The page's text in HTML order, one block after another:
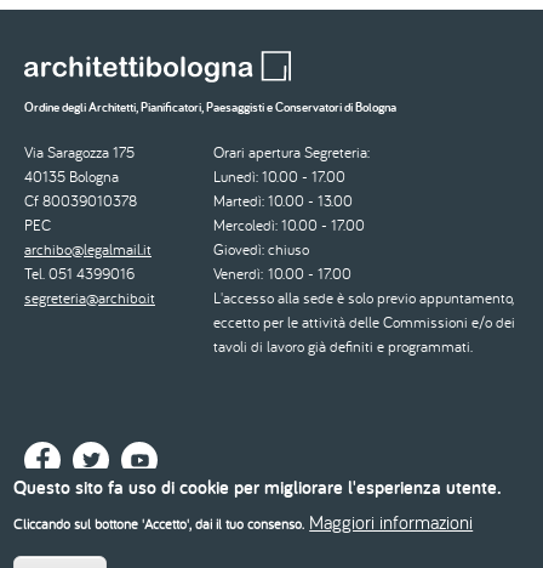
Ordine degli Architetti, Pianificatori, Paesaggisti e Conservatori di Bologna
Via Saragozza 175
40135 Bologna
Cf 80039010378
PEC
archibo@legalmail.it
Tel. 051 4399016
segreteria@archibo.it
Orari apertura Segreteria:
Lunedì: 10.00 - 17.00
Martedì: 10.00 - 13.00
Mercoledì: 10.00 - 17.00
Giovedì: chiuso
Venerdì: 10.00 - 17.00
L'accesso alla sede è solo previo appuntamento,
eccetto per le attività delle Commissioni e/o dei
tavoli di lavoro già definiti e programmati.
Questo sito fa uso di cookie per migliorare l'esperienza utente.
Cliccando sul bottone 'Accetto', dai il tuo consenso. Maggiori informazioni